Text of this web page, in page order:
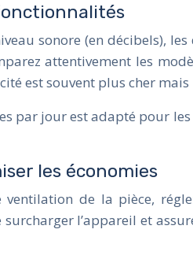
sonore (en décibels),
attentivement les
est souvent plus cher
par jour est adapté pour
les économies
de la pièce,
l’appareil et